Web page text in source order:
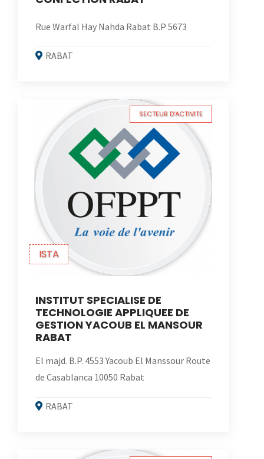
Rue Warfal Hay Nahda Rabat B.P 5673
RABAT
ISTA
SECTEUR D'ACTIVITE
INSTITUT SPECIALISE DE
TECHNOLOGIE APPLIQUEE DE
GESTION YACOUB EL MANSOUR
RABAT
El majd. B.P. 4553 Yacoub El Manssour Route
de Casablanca 10050 Rabat
RABAT